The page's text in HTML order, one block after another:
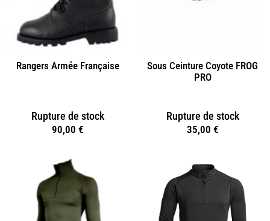
Rangers Armée Française
Rupture de stock
90,00 €
Sous Ceinture Coyote FROG
PRO
Rupture de stock
35,00 €